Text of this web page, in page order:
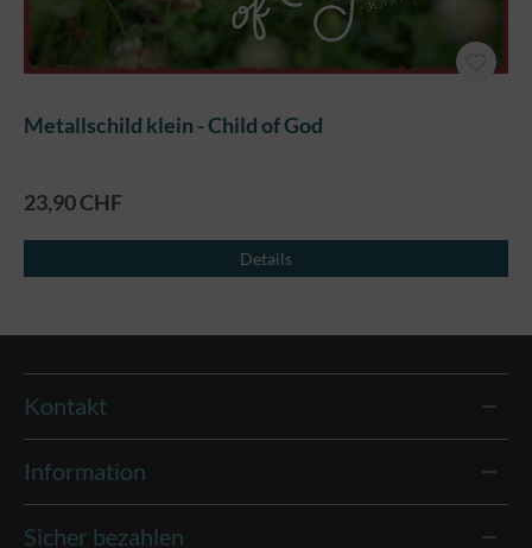
Metallschild klein - Child of God
23,90 CHF
Details
Kontakt
Information
Sicher bezahlen